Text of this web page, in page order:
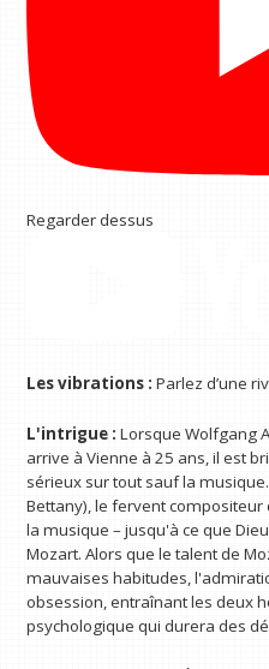
Regarder dessus
Les vibrations : Parlez d’une
L'intrigue : Lorsque Wolfgang
arrive à Vienne à 25 ans, il est
sérieux sur tout sauf la
Bettany), le fervent
la musique – jusqu'à ce que
Mozart. Alors que le talent de
mauvaises habitudes,
obsession, entraînant les deux
psychologique qui durera des